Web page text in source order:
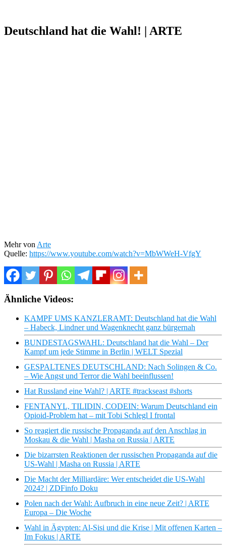
Deutschland hat die Wahl! | ARTE
Mehr von Arte
Quelle: https://www.youtube.com/watch?v=MbWWeH-VfgY
Ähnliche Videos:
KAMPF UMS KANZLERAMT: Deutschland hat die Wahl
– Habeck, Lindner und Wagenknecht ganz bürgernah
BUNDESTAGSWAHL: Deutschland hat die Wahl – Der
Kampf um jede Stimme in Berlin | WELT Spezial
GESPALTENES DEUTSCHLAND: Nach Solingen & Co.
– Wie Angst und Terror die Wahl beeinflussen!
Hat Russland eine Wahl? | ARTE #trackseast #shorts
FENTANYL, TILIDIN, CODEIN: Warum Deutschland ein
Opioid-Problem hat – mit Tobi Schlegl I frontal
So reagiert die russische Propaganda auf den Anschlag in
Moskau & die Wahl | Masha on Russia | ARTE
Die bizarrsten Reaktionen der russischen Propaganda auf die
US-Wahl | Masha on Russia | ARTE
Die Macht der Milliardäre: Wer entscheidet die US-Wahl
2024? | ZDFinfo Doku
Polen nach der Wahl: Aufbruch in eine neue Zeit? | ARTE
Europa – Die Woche
Wahl in Ägypten: Al-Sisi und die Krise | Mit offenen Karten –
Im Fokus | ARTE